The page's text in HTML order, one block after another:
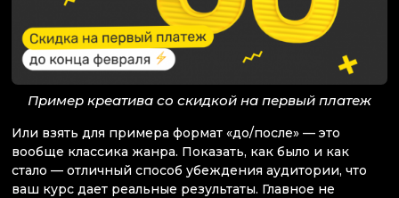
Пример креатива со скидкой на первый платеж
Или взять для примера формат «до/после» — это
вообще классика жанра. Показать, как было и как
стало — отличный способ убеждения аудитории, что
ваш курс дает реальные результаты. Главное не